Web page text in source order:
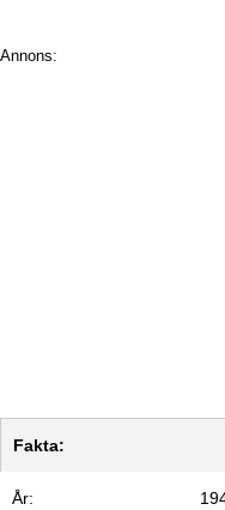
Annons:
Fakta:
År: